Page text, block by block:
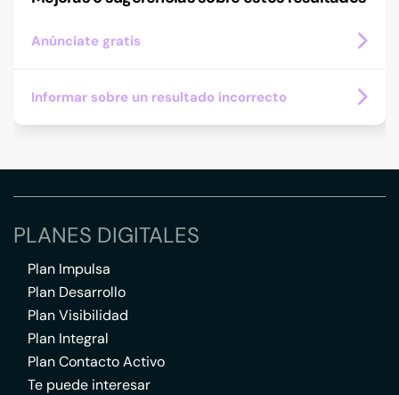
Anúnciate gratis
Informar sobre un resultado incorrecto
PLANES DIGITALES
Plan Impulsa
Plan Desarrollo
Plan Visibilidad
Plan Integral
Plan Contacto Activo
Te puede interesar